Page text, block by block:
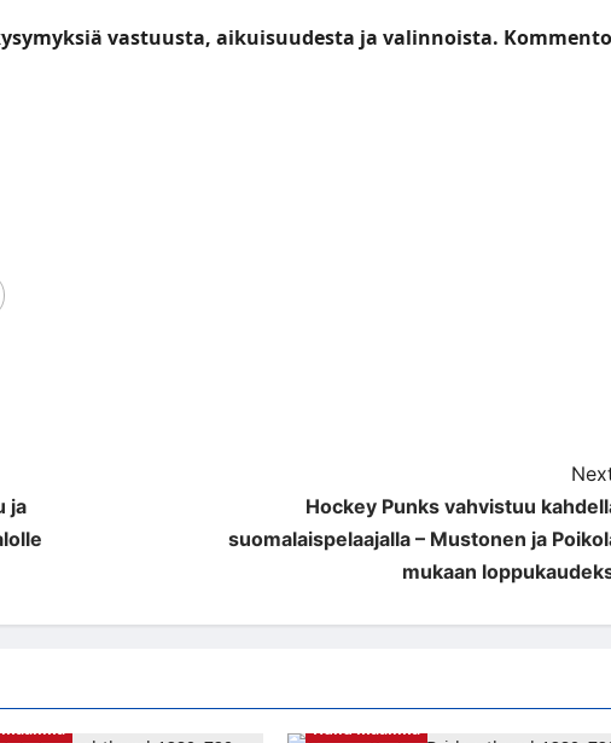
vastuusta, aikuisuudesta ja valinnoista.
ja
Hockey Punks vahvistuu
suomalaispelaajalla – Mustonen ja
mukaan
Hullu maailma